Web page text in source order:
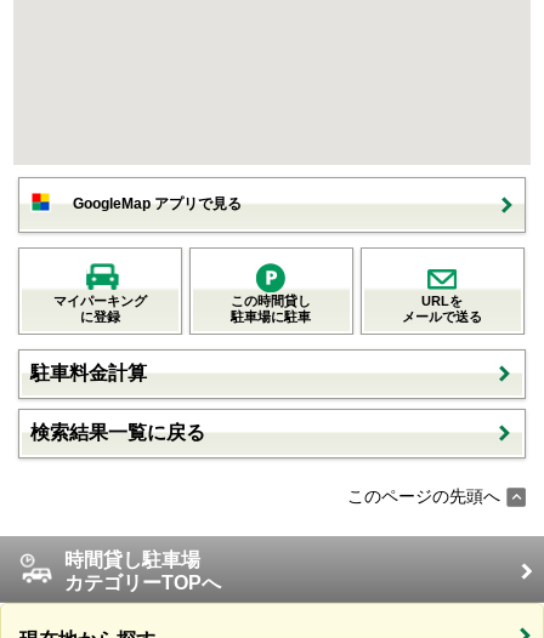
GoogleMap アプリで見る
マイパーキング
に登録
この時間貸し
駐車場に駐車
URLを
メールで送る
駐車料金計算
検索結果一覧に戻る
このページの先頭へ
時間貸し駐車場
カテゴリーTOPへ